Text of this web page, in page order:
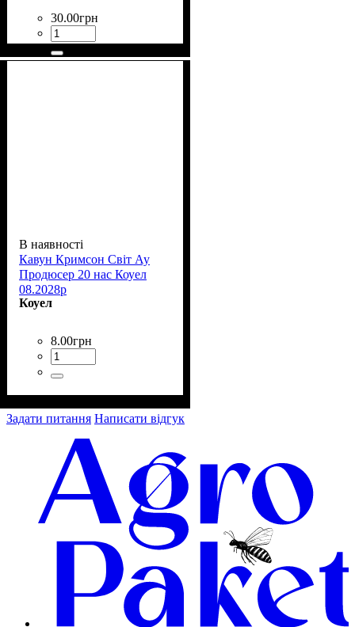
30.00грн
В наявності
Кавун Кримсон Світ Ау
Продюсер 20 нас Коуел
08.2028р
Коуел
8.00грн
Задати питання Написати відгук